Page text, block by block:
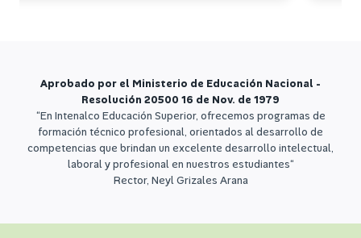
Aprobado por el Ministerio de Educación Nacional -
Resolución 20500 16 de Nov. de 1979
“En Intenalco Educación Superior, ofrecemos programas de
formación técnico profesional, orientados al desarrollo de
competencias que brindan un excelente desarrollo intelectual,
laboral y profesional en nuestros estudiantes“
Rector, Neyl Grizales Arana